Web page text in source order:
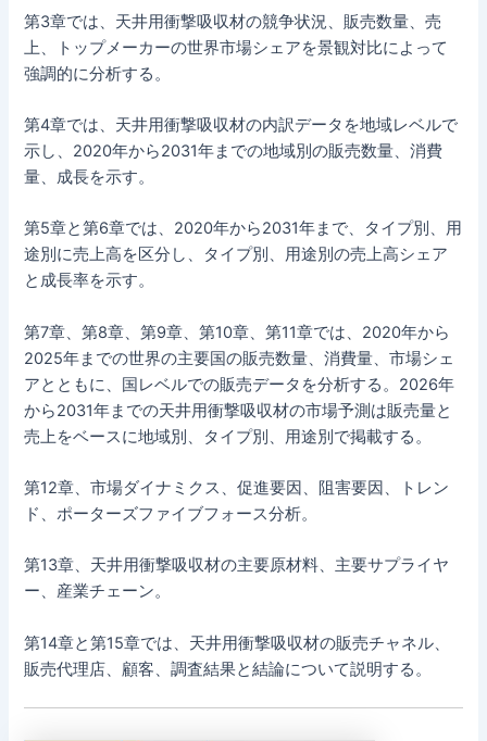
第3章では、天井用衝撃吸収材の競争状況、販売数量、売
上、トップメーカーの世界市場シェアを景観対比によって
強調的に分析する。
第4章では、天井用衝撃吸収材の内訳データを地域レベルで
示し、2020年から2031年までの地域別の販売数量、消費
量、成長を示す。
第5章と第6章では、2020年から2031年まで、タイプ別、用
途別に売上高を区分し、タイプ別、用途別の売上高シェア
と成長率を示す。
第7章、第8章、第9章、第10章、第11章では、2020年から
2025年までの世界の主要国の販売数量、消費量、市場シェ
アとともに、国レベルでの販売データを分析する。2026年
から2031年までの天井用衝撃吸収材の市場予測は販売量と
売上をベースに地域別、タイプ別、用途別で掲載する。
第12章、市場ダイナミクス、促進要因、阻害要因、トレン
ド、ポーターズファイブフォース分析。
第13章、天井用衝撃吸収材の主要原材料、主要サプライヤ
ー、産業チェーン。
第14章と第15章では、天井用衝撃吸収材の販売チャネル、
販売代理店、顧客、調査結果と結論について説明する。